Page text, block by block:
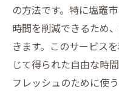
の方法です。特に塩竈
時間を削減できるため
きます。このサービス
じて得られた自由な時
フレッシュのために使